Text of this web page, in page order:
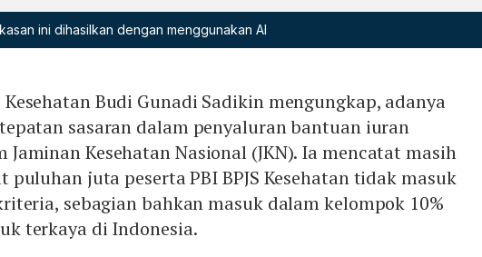
ini dihasilkan dengan menggunakan AI
Budi Gunadi Sadikin mengungkap, adanya
sasaran dalam penyaluran bantuan iuran
Jaminan Kesehatan Nasional (JKN). Ia mencatat masih
puluhan juta peserta PBI BPJS Kesehatan tidak masuk
sebagian bahkan masuk dalam kelompok 10%
terkaya di Indonesia.